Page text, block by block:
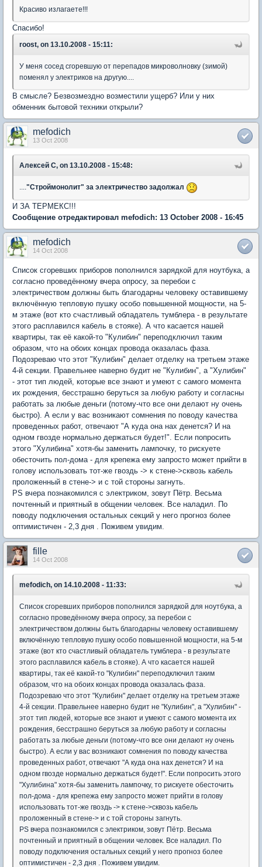
Красиво излагаете!!!
Спасибо!
roost, on 13.10.2008 - 15:11:
У меня сосед сгоревшую от перепадов микроволновку (зимой)
поменял у электриков на другую....
В смысле? Безвозмездно возместили ущерб? Или у них
обменник бытовой техники открыли?
mefodich
13 Oct 2008
Алексей C, on 13.10.2008 - 15:48:
"Строймонолит" за электричество задолжал
И ЗА ТЕРМЕКС!!!
Сообщение отредактировал mefodich: 13 October 2008 - 16:45
mefodich
14 Oct 2008
Список сгоревших приборов пополнился зарядкой для ноутбука, а
согласно проведённому вчера опросу, за перебои с
электричеством должны быть благодарны человеку оставившему
включённую тепловую пушку особо повышенной мощности, на 5-
м этаже (вот кто счастливый обладатель тумблера - в результате
этого расплавился кабель в стояке). А что касается нашей
квартиры, так её какой-то "Кулибин" переподключил таким
образом, что на обоих концах провода оказалась фаза.
Подозреваю что этот "Кулибин" делает отделку на третьем этаже
4-й секции. Правельнее наверно будит не "Кулибин", а "Хулибин"
- этот тип людей, которые все знают и умеют с самого момента
их рождения, бесстрашно беруться за любую работу и согласны
работать за любые деньги (потому-что все они делают ну очень
быстро). А если у вас возникают сомнения по поводу качества
проведенных работ, отвечают "А куда она нах денется? И на
одном гвозде нормально держаться будет!". Если попросить
этого "Хулибина" хотя-бы заменить лампочку, то рискуете
обесточить пол-дома - для крепежа ему запросто может прийти в
голову использовать тот-же гвоздь -> к стене->сквозь кабель
проложенный в стене-> и с той стороны загнуть.
PS вчера познакомился с электриком, зовут Пётр. Весьма
почтенный и приятный в общении человек. Все наладил. По
поводу подключения остальных секций у него прогноз более
оптимистичен - 2,3 дня . Поживем увидим.
fille
14 Oct 2008
mefodich, on 14.10.2008 - 11:33:
Список сгоревших приборов пополнился зарядкой для ноутбука, а
согласно проведённому вчера опросу, за перебои с
электричеством должны быть благодарны человеку оставившему
включённую тепловую пушку особо повышенной мощности, на 5-м
этаже (вот кто счастливый обладатель тумблера - в результате
этого расплавился кабель в стояке). А что касается нашей
квартиры, так её какой-то "Кулибин" переподключил таким
образом, что на обоих концах провода оказалась фаза.
Подозреваю что этот "Кулибин" делает отделку на третьем этаже
4-й секции. Правельнее наверно будит не "Кулибин", а "Хулибин" -
этот тип людей, которые все знают и умеют с самого момента их
рождения, бесстрашно беруться за любую работу и согласны
работать за любые деньги (потому-что все они делают ну очень
быстро). А если у вас возникают сомнения по поводу качества
проведенных работ, отвечают "А куда она нах денется? И на
одном гвозде нормально держаться будет!". Если попросить этого
"Хулибина" хотя-бы заменить лампочку, то рискуете обесточить
пол-дома - для крепежа ему запросто может прийти в голову
использовать тот-же гвоздь -> к стене->сквозь кабель
проложенный в стене-> и с той стороны загнуть.
PS вчера познакомился с электриком, зовут Пётр. Весьма
почтенный и приятный в общении человек. Все наладил. По
поводу подключения остальных секций у него прогноз более
оптимистичен - 2,3 дня . Поживем увидим.